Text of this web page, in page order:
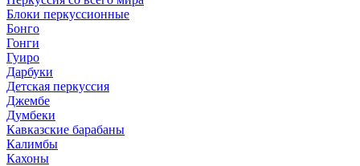
Блоки перкуссионные
Бонго
Гонги
Гуиро
Дарбуки
Детская перкуссия
Джембе
Думбеки
Кавказские барабаны
Калимбы
Кахоны